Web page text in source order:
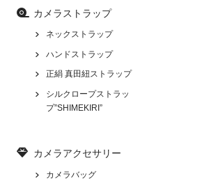
カメラストラップ
ネックストラップ
ハンドストラップ
正絹 真田紐ストラップ
シルクロープストラッ
プ”SHIMEKIRI”
カメラアクセサリー
カメラバッグ